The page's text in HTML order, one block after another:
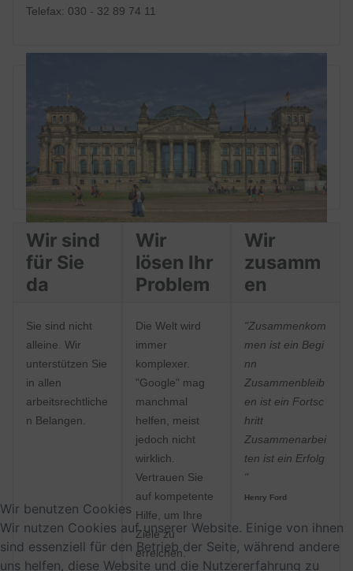
Telefax: 030 - 32 89 74 11
Wir sind
für Sie
da
Sie sind nicht
alleine. Wir
unterstützen Sie
in allen
arbeitsrechtliche
n Belangen.
Wir
lösen Ihr
Problem
Die Welt wird
immer
komplexer.
"Google" mag
manchmal
helfen, meist
jedoch nicht
wirklich.
Vertrauen Sie
auf kompetente
Hilfe, um Ihre
Ziele zu
erreichen.
Wir
zusamm
en
"Zusammenkom
men ist ein Begi
nn
Zusammenbleib
en ist ein Fortsc
hritt
Zusammenarbei
ten ist ein Erfolg
"
Henry Ford
Wir benutzen Cookies
Wir nutzen Cookies auf unserer Website. Einige von ihnen
sind essenziell für den Betrieb der Seite, während andere
uns helfen, diese Website und die Nutzererfahrung zu